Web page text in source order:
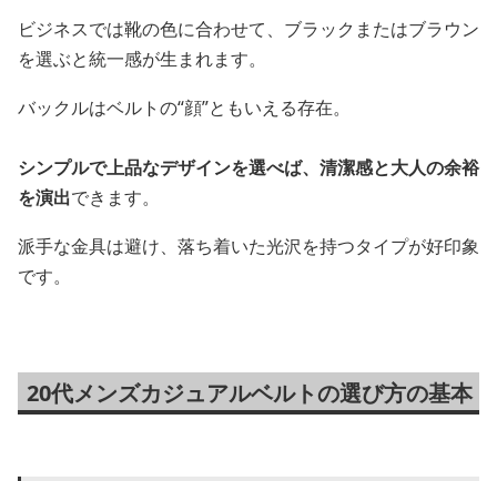
ビジネスでは靴の色に合わせて、ブラックまたはブラウン
を選ぶと統一感が生まれます。
バックルはベルトの“顔”ともいえる存在。
シンプルで上品なデザインを選べば、清潔感と大人の余裕
を演出できます。
派手な金具は避け、落ち着いた光沢を持つタイプが好印象
です。
20代メンズカジュアルベルトの選び方の基本